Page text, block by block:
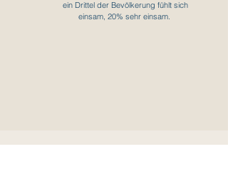
ein Drittel der Bevölkerung fühlt sich
einsam, 20% sehr einsam.